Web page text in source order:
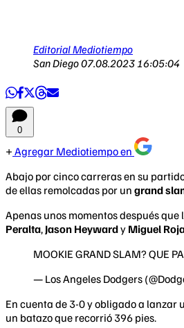
Editorial Mediotiempo
San Diego07.08.2023 16:05:04
0
Agregar Mediotiempo en
Abajo por cinco carreras en su
de ellas remolcadas por un grand
Apenas unos momentos después que
Peralta, Jason Heywardy Miguel
MOOKIE GRAND SLAM? QUE
— Los Angeles Dodgers
En cuenta de 3-0 y obligado a lanzar
un batazo que recorrió 396 pies.